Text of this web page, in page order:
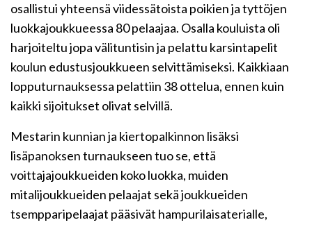
osallistui yhteensä viidessätoista poikien ja tyttöjen
luokkajoukkueessa 80 pelaajaa. Osalla kouluista oli
harjoiteltu jopa välituntisin ja pelattu karsintapelit
koulun edustusjoukkueen selvittämiseksi. Kaikkiaan
lopputurnauksessa pelattiin 38 ottelua, ennen kuin
kaikki sijoitukset olivat selvillä.
Mestarin kunnian ja kiertopalkinnon lisäksi
lisäpanoksen turnaukseen tuo se, että
voittajajoukkueiden koko luokka, muiden
mitalijoukkueiden pelaajat sekä joukkueiden
tsempparipelaajat pääsivät hampurilaisaterialle,